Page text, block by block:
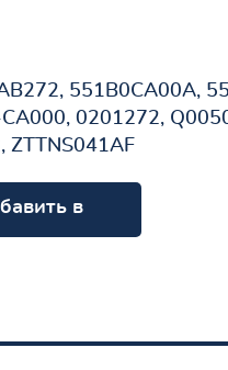
551B0CA00A,
0201272,
ZTTNS041AF
в